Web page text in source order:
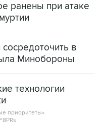
ранены при атаке
в
Минобороны
технологии
приоритеты».